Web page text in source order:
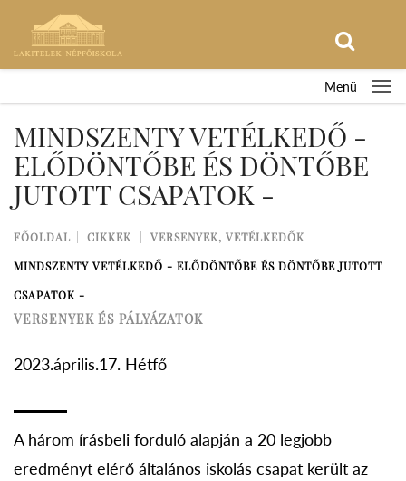
Menü
MINDSZENTY VETÉLKEDŐ -
ELŐDÖNTŐBE ÉS DÖNTŐBE
JUTOTT CSAPATOK -
FŐOLDAL CIKKEK
VERSENYEK, VETÉLKEDŐK
MINDSZENTY VETÉLKEDŐ - ELŐDÖNTŐBE ÉS DÖNTŐBE JUTOTT
CSAPATOK -
VERSENYEK ÉS PÁLYÁZATOK
2023.április.17. Hétfő
A három írásbeli forduló alapján a 20 legjobb
eredményt elérő általános iskolás csapat került az